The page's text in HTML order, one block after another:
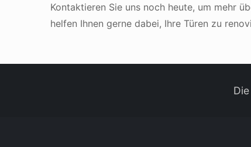
Kontaktieren Sie uns noch heute, um mehr
helfen Ihnen gerne dabei, Ihre Türen zu